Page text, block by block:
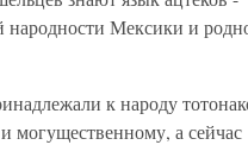
народности Мексики и
к народу
могущественному, а сейчас